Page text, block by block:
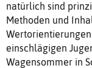
natürlich sind
Methoden und
einschlägigen
Wagensommer in